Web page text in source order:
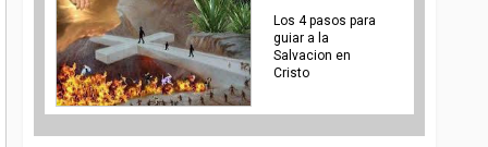
Los 4 pasos para
guiar a la
Salvacion en
Cristo